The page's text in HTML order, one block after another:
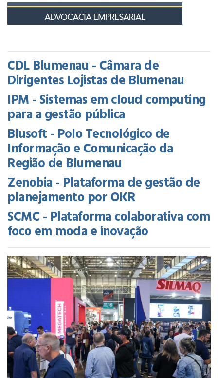
CDL Blumenau - Câmara de
Dirigentes Lojistas de Blumenau
IPM - Sistemas em cloud computing
para a gestão pública
Blusoft - Polo Tecnológico de
Informação e Comunicação da
Região de Blumenau
Zenobia - Plataforma de gestão de
planejamento por OKR
SCMC - Plataforma colaborativa com
foco em moda e inovação